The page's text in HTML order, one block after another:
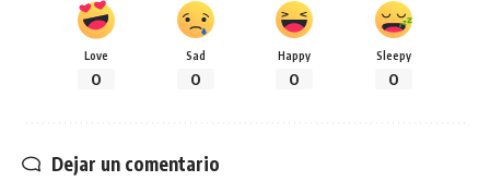
Love
0
Sad
0
Happy
0
Sleepy
0
Dejar un comentario